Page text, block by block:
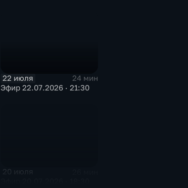
22 июля
24 мин
Эфир 22.07.2026 · 21:30
20 июля